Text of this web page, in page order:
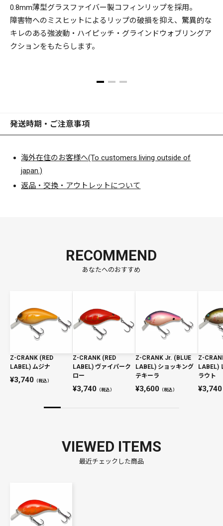
0.8mm薄型グラスファイバー製コフィンリップを採用。
障害物へのミスヒットによるリップの破損を抑え、驚異的な
キレのある強波動・ハイピッチ・グラインドウォブリングア
クションをもたらします。
発送時期・ご注意事項
海外在住のお客様へ(To customers living outside of
japan.)
返品・交換・アウトレットについて
RECOMMEND
あなたへのおすすめ
Z-CRANK (RED
LABEL) ムジナ
3,740 （税込）
Z-CRANK (RED
LABEL) ヴァイパーク
ロー
3,740（税込）
Z-CRANK Jr. (BLUE
LABEL) ショッキング
テキーラ
3,600（税込）
Z-
LABEL)
ラウト
3,740
VIEWED ITEMS
最近チェックした商品